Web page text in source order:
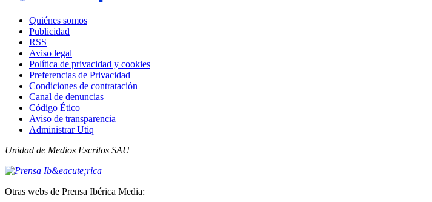
Quiénes somos
Publicidad
RSS
Aviso legal
Política de privacidad y cookies
Preferencias de Privacidad
Condiciones de contratación
Canal de denuncias
Código Ético
Aviso de transparencia
Administrar Utiq
Unidad de Medios Escritos SAU
Otras webs de Prensa Ibérica Media: